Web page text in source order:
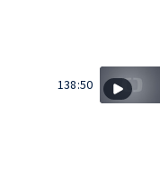
138:50